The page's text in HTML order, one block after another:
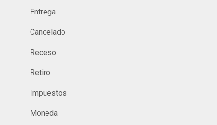
Entrega
Cancelado
Receso
Retiro
Impuestos
Moneda